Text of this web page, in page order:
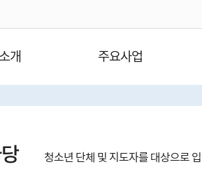
개 주요사업
청소년 단체 및 지도자를 대상으로